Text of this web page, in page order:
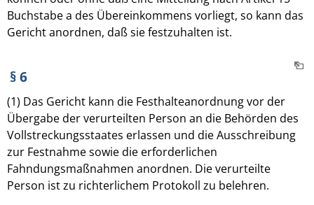
Buchstabe a des Übereinkommens vorliegt, so kann das
Gericht anordnen, daß sie festzuhalten ist.
§ 6
(1) Das Gericht kann die Festhalteanordnung vor der
Übergabe der verurteilten Person an die Behörden des
Vollstreckungsstaates erlassen und die Ausschreibung
zur Festnahme sowie die erforderlichen
Fahndungsmaßnahmen anordnen. Die verurteilte
Person ist zu richterlichem Protokoll zu belehren.